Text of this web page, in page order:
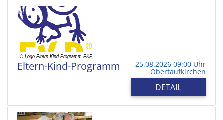
Eltern-Kind-Programm 25.08.2026 09:00 Uhr
Obertaufkirchen
DETAIL